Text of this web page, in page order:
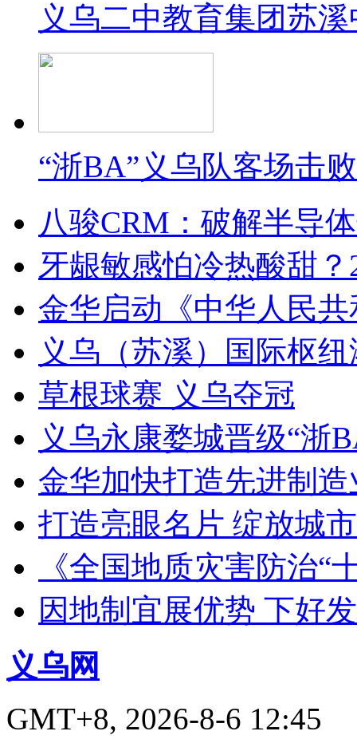
义乌二中教育集团苏
“浙BA”义乌队客场击
八骏CRM：破解半导
牙龈敏感怕冷热酸甜
金华启动《中华人民
义乌（苏溪）国际枢
草根球赛 义乌夺冠
义乌永康婺城晋级“浙
金华加快打造先进制
打造亮眼名片 绽放城
《全国地质灾害防治“
因地制宜展优势 下好
义乌网
GMT+8, 2026-8-6 12:45